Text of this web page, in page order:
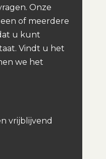
Onze
of meerdere
u kunt
Vindt u het
we het
vrijblijvend